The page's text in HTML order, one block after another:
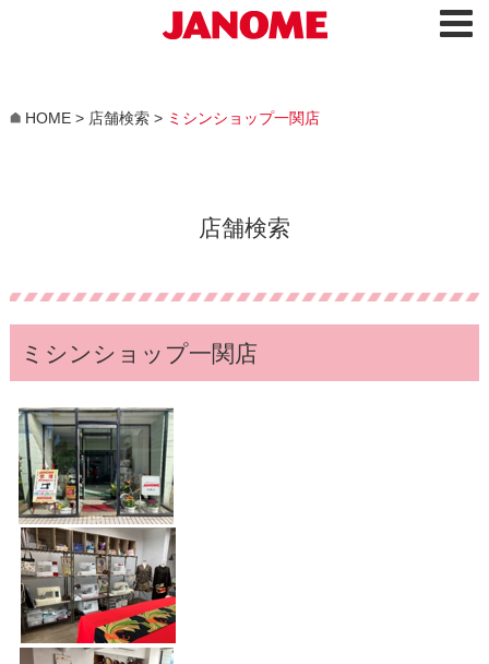
HOME> 店舗検索> ミシンショップ一関店
店舗検索
ミシンショップ一関店